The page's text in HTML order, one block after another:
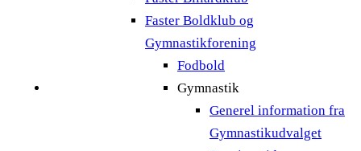
Faster Boldklub og
Gymnastikforening
Fodbold
Gymnastik
Generel information fra
Gymnastikudvalget